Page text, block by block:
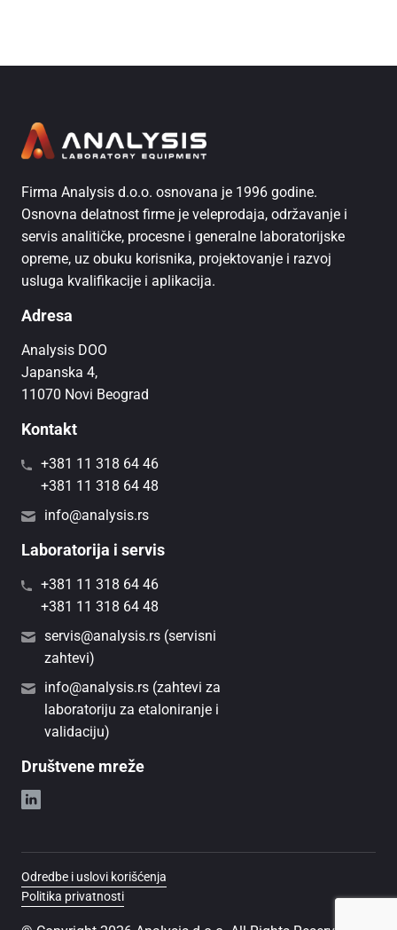
Firma Analysis d.o.o. osnovana je 1996 godine.
Osnovna delatnost firme je veleprodaja, održavanje i
servis analitičke, procesne i generalne laboratorijske
opreme, uz obuku korisnika, projektovanje i razvoj
usluga kvalifikacije i aplikacija.
Adresa
Analysis DOO
Japanska 4,
11070 Novi Beograd
Kontakt
+381 11 318 64 46
+381 11 318 64 48
info@analysis.rs
Laboratorija i servis
+381 11 318 64 46
+381 11 318 64 48
servis@analysis.rs (servisni
zahtevi)
info@analysis.rs (zahtevi za
laboratoriju za etaloniranje i
validaciju)
Društvene mreže
Odredbe i uslovi korišćenja
Politika privatnosti